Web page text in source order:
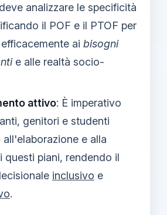
analizzare le specificità
il POF e il PTOF per
ai bisogni
e alle realtà socio-
attivo: È imperativo
genitori e studenti
all'elaborazione e alla
questi piani, rendendo il
inclusivo e
.